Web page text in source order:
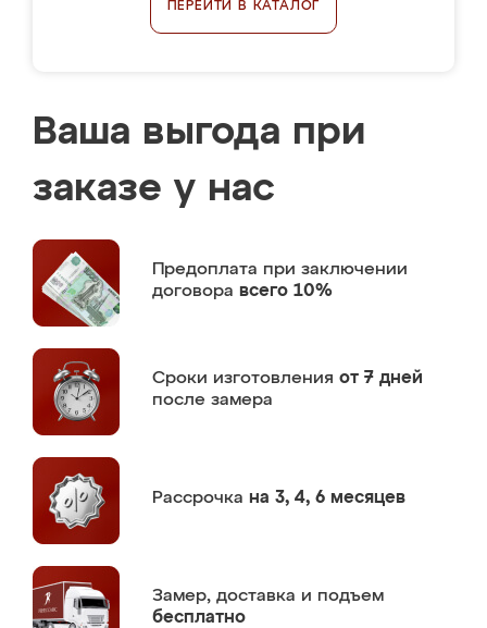
ПЕРЕЙТИ В КАТАЛОГ
Ваша выгода при
заказе у нас
Предоплата при заключении
договора всего 10%
Сроки изготовления от 7 дней
после замера
Рассрочка на 3, 4, 6 месяцев
Замер, доставка и подъем
бесплатно